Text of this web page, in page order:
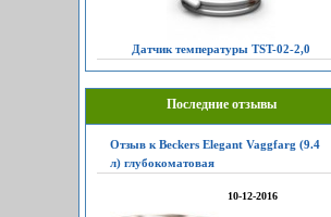
Датчик температуры TST-02-2,0
Последние отзывы
Отзыв к Beckers Elegant Vaggfarg (9.4
л) глубокоматовая
10-12-2016